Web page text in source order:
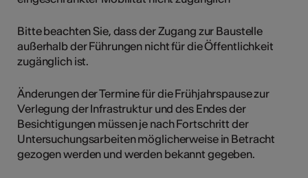
Bitte beachten Sie, dass der Zugang zur Baustelle
außerhalb der Führungen nicht für die Öffentlichkeit
zugänglich ist.
Änderungen der Termine für die Frühjahrspause zur
Verlegung der Infrastruktur und des Endes der
Besichtigungen müssen je nach Fortschritt der
Untersuchungsarbeiten möglicherweise in Betracht
gezogen werden und werden bekannt gegeben.